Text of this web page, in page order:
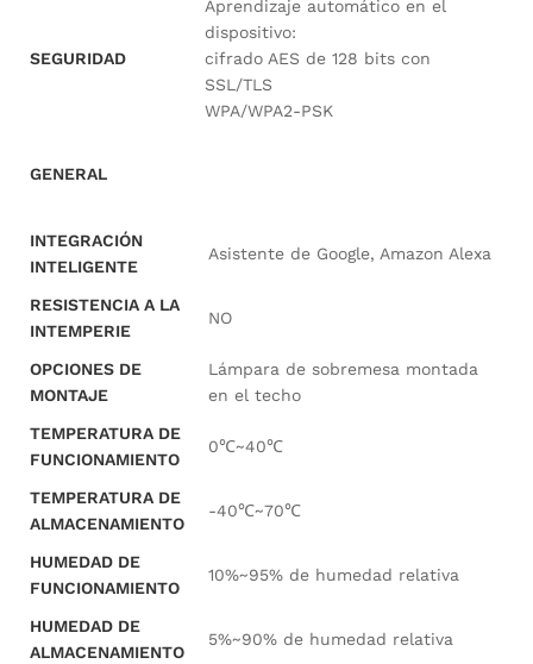
SEGURIDAD
Aprendizaje automático en el
dispositivo:
cifrado AES de 128 bits con
SSL/TLS
WPA/WPA2-PSK
GENERAL
INTEGRACIÓN
INTELIGENTE
Asistente de Google, Amazon Alexa
RESISTENCIA A LA
INTEMPERIE
NO
OPCIONES DE
MONTAJE
Lámpara de sobremesa montada
en el techo
TEMPERATURA DE
FUNCIONAMIENTO
0℃~40℃
TEMPERATURA DE
ALMACENAMIENTO
-40℃~70℃
HUMEDAD DE
FUNCIONAMIENTO
10%~95% de humedad relativa
HUMEDAD DE
ALMACENAMIENTO
5%~90% de humedad relativa